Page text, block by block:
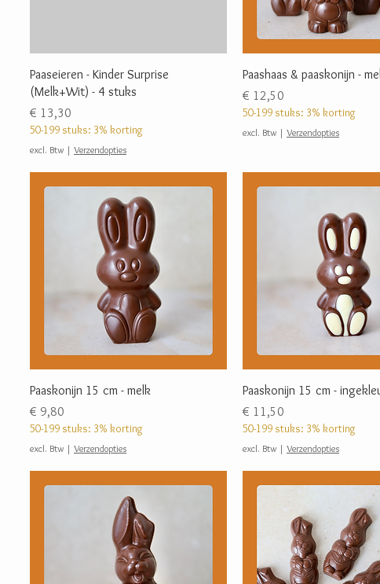
Paaseieren - Kinder Surprise
(Melk+Wit) - 4 stuks
Prijs
€ 13,30
50-199 stuks: 3% korting
excl. Btw | Verzendopties
Paashaas & paaskonijn -
Prijs
€ 12,50
50-199 stuks: 3% korting
excl. Btw | Verzendopties
Paaskonijn 15 cm - melk
Prijs
€ 9,80
50-199 stuks: 3% korting
excl. Btw | Verzendopties
Paaskonijn 15 cm -
Prijs
€ 11,50
50-199 stuks: 3% korting
excl. Btw | Verzendopties